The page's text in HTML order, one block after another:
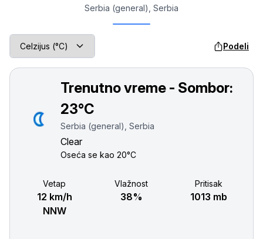
Serbia (general), Serbia
Podeli
Trenutno vreme - Sombor:
23°C
Serbia (general), Serbia
Clear
Oseća se kao 20°C
Vetар
12 km/h
NNW
Vlažnost
38%
Pritisak
1013 mb